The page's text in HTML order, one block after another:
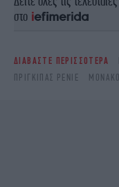
στο
ΔΙΑΒΑΣΤΕ ΠΕΡΙΣΣΟΤΕΡΑ
ΠΡΊΓΚΙΠΑΣ ΡΕΝΙΈ
ΜΟΝΑΚΌ